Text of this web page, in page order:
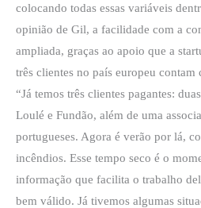
colocando todas essas variáveis
opinião de Gil, a facilidade com a
ampliada, graças ao apoio que a
três clientes no país europeu
“Já temos três clientes pagantes:
Loulé e Fundão, além de uma
portugueses. Agora é verão por lá,
incêndios. Esse tempo seco é o
informação que facilita o trabalho
bem válido. Já tivemos algumas